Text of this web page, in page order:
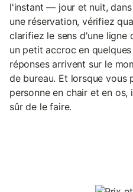
l'instant — jour et nuit,
une réservation, vérifiez
clarifiez le sens d'une ligne
un petit accroc en
réponses arrivent sur le
de bureau. Et lorsque vous
personne en chair et en
sûr de le faire.